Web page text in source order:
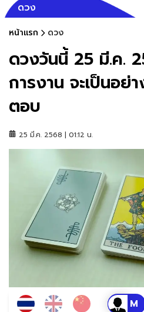
ดวง
หน้าแรก ดวง
ดวงวันนี้ 25 มี.ค.
การงาน จะเป็นอย่
ตอบ
25 มี.ค. 2568 | 01:12 น.